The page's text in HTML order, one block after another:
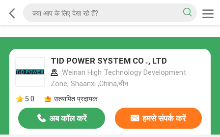
TID POWER SYSTEM CO ., LTD
Weinan High Technology Development
Zone, Shaanxi ,China,चीन
5.0
सत्यापित प्रदायक
अब कॉल करें हमसे संपर्क करें